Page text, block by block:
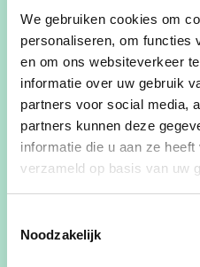
We gebruiken cookies om
personaliseren, om functies
en om ons websiteverkeer
informatie over uw gebruik
partners voor social media,
partners kunnen deze
informatie die u aan ze
verzameld op basis van uw
Noodzakelijk
is de schuld ook een
nemen de voorziene
niet nodig is. Zo
miljoen euro in 2025
op dat moment over
heeft voornamelijk te
investeringen niet altijd
worden in een bepaald
projecten hebben nl.
1 kalenderjaar. Ook het